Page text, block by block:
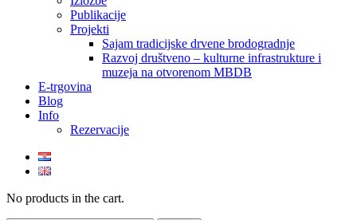
Publikacije
Projekti
Sajam tradicijske drvene brodogradnje
Razvoj društveno – kulturne infrastrukture i
muzeja na otvorenom MBDB
E-trgovina
Blog
Info
Rezervacije
No products in the cart.